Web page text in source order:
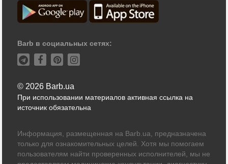
Barb в социальных сетях:
© 2026 Barb.ua
При использовании материалов активная ссылка на
источник обязательна
Информация, размещенная на Barb.ua, предназначена
только для ознакомительных целей. Хотя мы помогаем
пользователям найти проверенных исполнителей, мы не